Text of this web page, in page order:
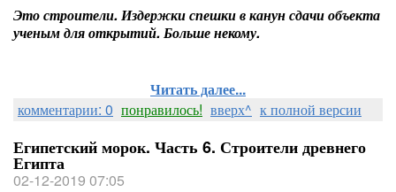
Это строители. Издержки спешки в канун сдачи объекта
ученым для открытий. Больше некому.
Читать далее...
комментарии: 0 понравилось! вверх^ к полной версии
Египетский морок. Часть 6. Строители древнего
Египта
02-12-2019 07:05